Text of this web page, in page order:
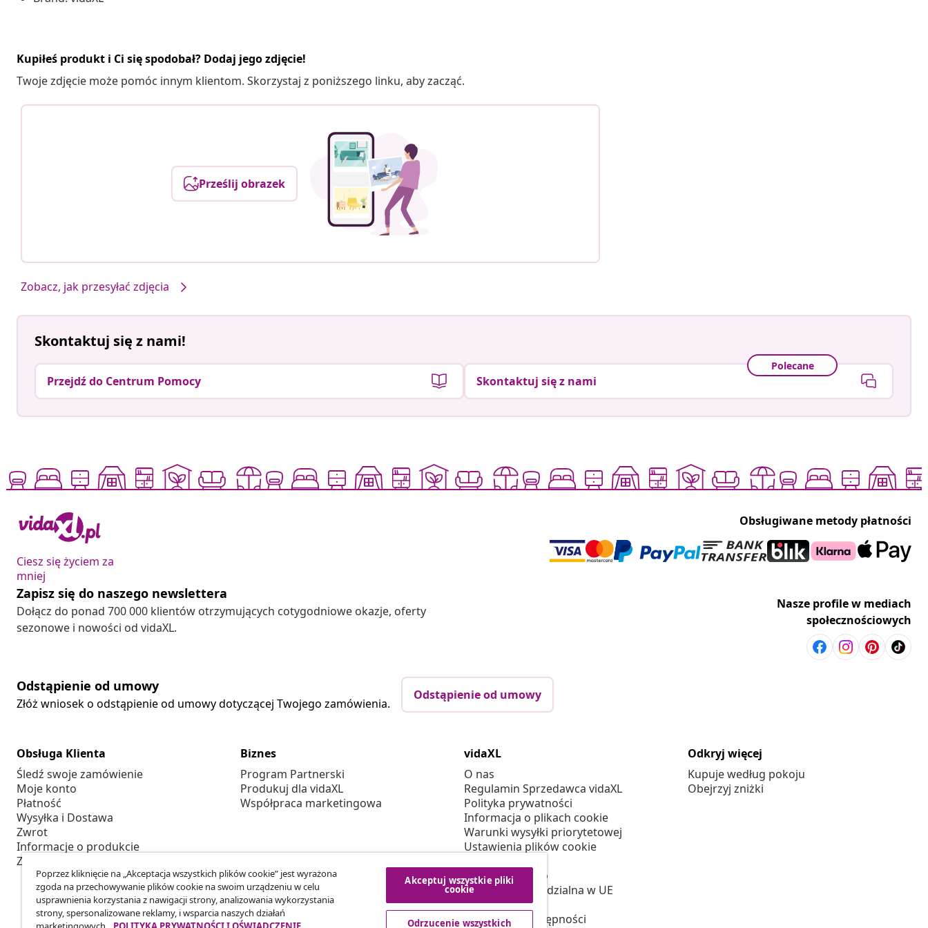
Kupiłeś produkt i Ci się spodobał? Dodaj jego zdjęcie!
Twoje zdjęcie może pomóc innym klientom. Skorzystaj z poniższego linku, aby zacząć.
Prześlij obrazek
Zobacz, jak przesyłać zdjęcia
Skontaktuj się z nami!
Przejdź do Centrum Pomocy
Polecane
Skontaktuj się z nami
Ciesz się życiem za
mniej
Obsługiwane metody płatności
Zapisz się do naszego newslettera
Dołącz do ponad 700 000 klientów otrzymujących cotygodniowe okazje, oferty
sezonowe i nowości od vidaXL.
Nasze profile w mediach
społecznościowych
Odstąpienie od umowy
Złóż wniosek o odstąpienie od umowy dotyczącej Twojego zamówienia.
Odstąpienie od umowy
Obsługa Klienta
Śledź swoje zamówienie
Moje konto
Płatność
Wysyłka i Dostawa
Zwrot
Informacje o produkcie
Zamówienie
Biznes
Program Partnerski
Produkuj dla vidaXL
Współpraca marketingowa
vidaXL
O nas
Regulamin Sprzedawca vidaXL
Polityka prywatności
Informacja o plikach cookie
Warunki wysyłki priorytetowej
Ustawienia plików cookie
Bezpieczeństwo
Osoba odpowiedzialna w UE
Polityką EPR
Deklaracja dostępności
Odkryj więcej
Kupuje według pokoju
Obejrzyj zniżki
Poprzez kliknięcie na „Akceptacja wszystkich plików cookie” jest wyrażona
zgoda na przechowywanie plików cookie na swoim urządzeniu w celu
usprawnienia korzystania z nawigacji strony, analizowania wykorzystania
strony, spersonalizowane reklamy, i wsparcia naszych działań
Akceptuj wszystkie pliki
cookie
Odrzucenie wszystkich